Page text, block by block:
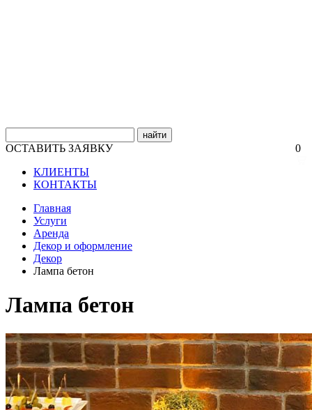
найти
0
ОСТАВИТЬ ЗАЯВКУ
КЛИЕНТЫ
КОНТАКТЫ
Главная
Услуги
Аренда
Декор и оформление
Декор
Лампа бетон
Лампа бетон